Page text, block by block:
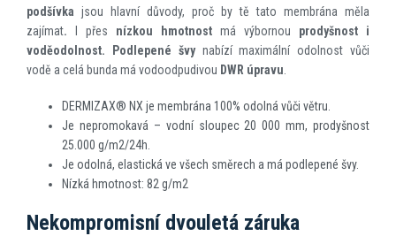
podšívka jsou hlavní důvody, proč by tě tato membrána měla
zajímat. I přes nízkou hmotnost má výbornou prodyšnost i
voděodolnost. Podlepené švynabízí maximální odolnost vůči
vodě a celá bunda má vodoodpudivou DWR úpravu
DERMIZAX® NX je membrána 100% odolná vůči větru.
Je nepromokavá – vodní sloupec 20 000 mm, prodyšnost
25.000 g/m2/24h.
Je odolná, elastická ve všech směrech a má podlepené švy.
Nízká hmotnost: 82 g/m2
Nekompromisní dvouletá záruka